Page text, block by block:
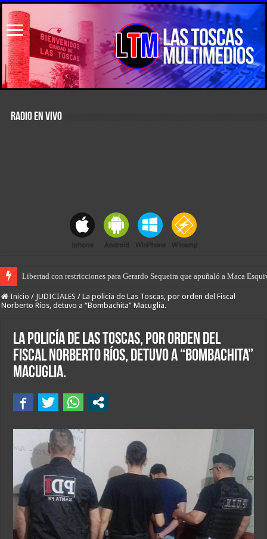
RADIO EN VIVO
Libertad con restricciones para Gerardo Sequeira que apuñaló a Maca
La policía de Villa Ocampo esclareció un robo calificado, un Hurto y otros
Inicio / JUDICIALES / La policía de Las Toscas, por orden del Fiscal
Norberto Ríos, detuvo a “Bombachita” Macuglia.
La policía de Las Toscas, por orden del
Fiscal Norberto Ríos, detuvo a “Bombachita”
Macuglia.